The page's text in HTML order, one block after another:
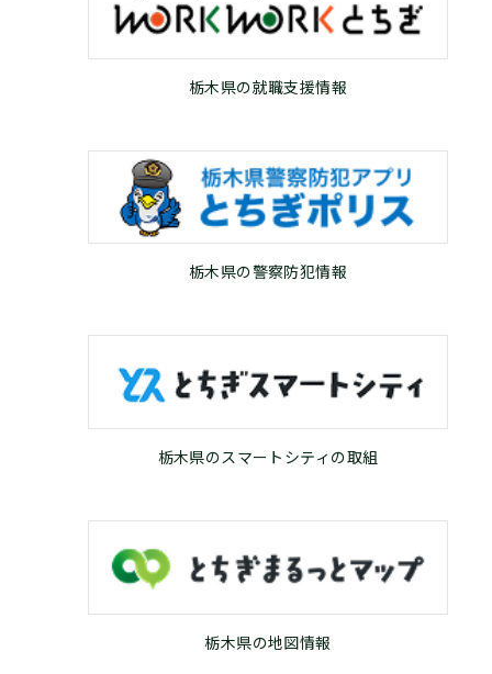
栃木県の就職支援情報
栃木県の警察防犯情報
栃木県のスマートシティの取組
栃木県の地図情報